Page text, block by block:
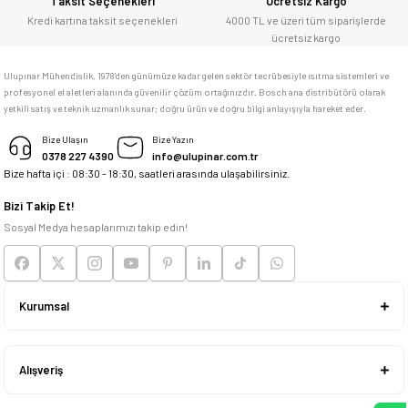
Sepete Ekle
Bosch EXPERT HardCeramic Elmas Kesme Diski (115 x 22,23 mm) - 2608900654
1.351,50 ₺
Sepete Ekle
Kredi kartına taksit seçenekleri
4000 TL ve üzeri tüm siparişlerde
ücretsiz kargo
Ulupınar Mühendislik, 1978'den günümüze kadar gelen sektör tecrübesiyle ısıtma sistemleri ve
profesyonel el aletleri alanında güvenilir çözüm ortağınızdır. Bosch ana distribütörü olarak
yetkili satış ve teknik uzmanlık sunar; doğru ürün ve doğru bilgi anlayışıyla hareket eder.
Bize Ulaşın
0378 227 4390
Bize Yazın
info@ulupinar.com.tr
Bize hafta içi : 08:30 - 18:30, saatleri arasında ulaşabilirsiniz.
Bizi Takip Et!
Sosyal Medya hesaplarımızı takip edin!
Kurumsal
Alışveriş